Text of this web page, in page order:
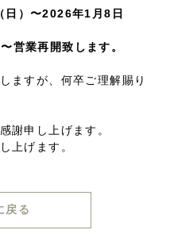
）〜2026年1月8日
営業再開致します。
ますが、何卒ご理解賜り
謝申し上げます。
上げます。
戻る